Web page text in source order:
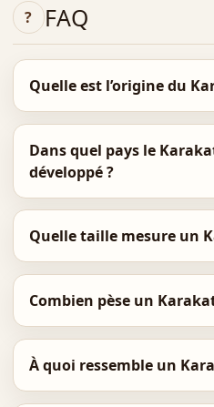
FAQ
Quelle est l’origine du
Dans quel pays le
développé ?
Quelle taille mesure un
Combien pèse un
À quoi ressemble un